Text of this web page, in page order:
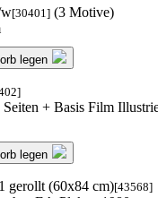
w[30401] (3 Motive)
legen
+ Basis Film
legen
gerollt (60x84 cm)[43568]